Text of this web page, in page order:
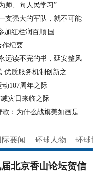
师、向人民学习”
支强大的军队，就不可能
红栏润百顺 国
作纪要
远读不完的书，延安整风
优质服务机制创新之
动107周年之际
灾日来临之际
：为什么战旗美如画是
际要闻 环球人物 环球
北京香山论坛贺信